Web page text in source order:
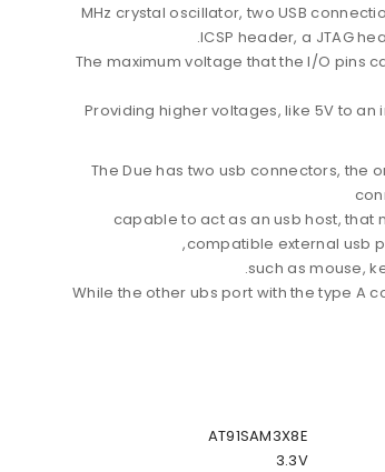
84 MHz crystal oscillator, two USB
ICSP header, a JTAG
The maximum voltage that the I/O pins
Providing higher voltages, like 5V to
The Due has two usb connectors, the
capable to act as an usb host, that
compatible external usb
such as mouse,
While the other ubs port with the type A
AT91SAM3X8E
3.3V